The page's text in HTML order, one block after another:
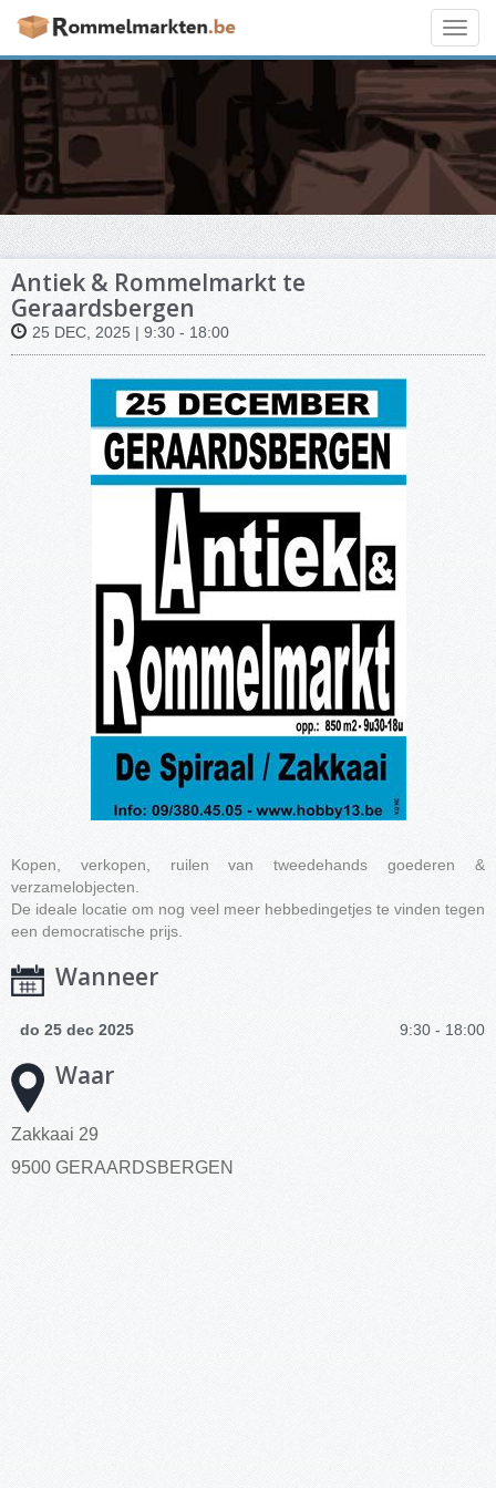
Antiek & Rommelmarkt te
Geraardsbergen
25 DEC, 2025 | 9:30 - 18:00
Kopen, verkopen, ruilen van tweedehands goederen &
verzamelobjecten.
De ideale locatie om nog veel meer hebbedingetjes te vinden tegen
een democratische prijs.
Wanneer
do 25 dec 2025 9:30 - 18:00
Waar
Zakkaai 29
9500 GERAARDSBERGEN